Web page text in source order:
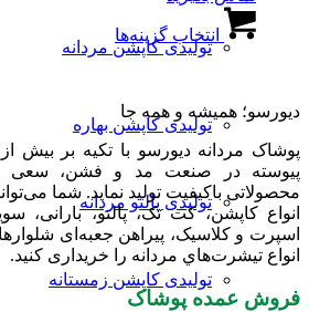
تولیدی کاپشن مردانه
تولیدی کاپشن بهاره
تولیدی پالتو مردانه
تولیدی کاپشن زمستانه
ممکن
صفحه
محصول
انتخاب
شوند
انتخاب گزینه‌ها محصول
دارای
می
باشد.
گزینه
ها
ممکن
است
در
صفحه
محصول
دیورسو؛ همیشه و همه جا
پیوسته در صنعت مد و فشن، سعی
محصولاتی باکیفیت تولید نماید. شما
انواع کاپشن، کت تک، پالتو، بارانی،
اسپرت و کلاسیک، پیراهن جعبه‌ای
انواع تیشرت‌هاي مردانه را خریداری کنید.
فروش عمده پوشاک